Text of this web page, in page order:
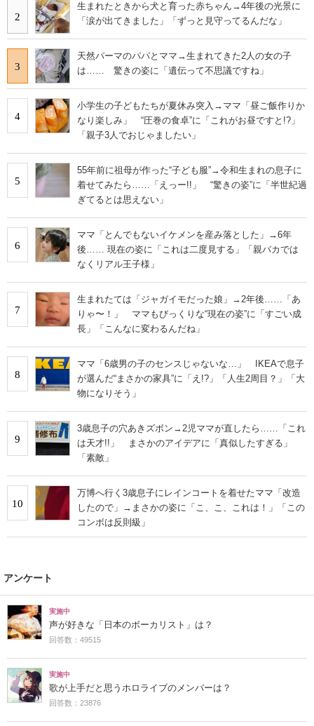
2
生まれたときから犬と育った赤ちゃん→4年後の光景に
「涙が出てきました」「ずっと見守ってるんだな」
3
天然パーマのパパとママ→生まれてきた2人の女の子
は…… 驚きの姿に「遺伝って不思議ですね」
4
小学生の子どもたちが夏休み突入→ママ「昼ご飯作りか
なり楽しみ」 “圧巻の食卓”に「これがお昼ですと!?」
「親子3人でおじゃましたい」
5
55年前に祖母が作った“子ども服”→令和生まれの息子に
着せてみたら……「えっー!!」 “驚きの姿”に「半世紀過
ぎてるとは思えない」
6
ママ「とんでもないイケメンを産み落とした」→6年
後…… 現在の姿に「これは二度見する」「親バカでは
なくリアル王子様」
7
生まれたては「ジャガイモだった娘」→2年後……「あ
りゃ〜！」 ママもびっくりな“現在の姿”に「すごい成
長」「こんなに変わるんだね」
8
ママ「6歳男の子のセンスじゃないな…」 IKEAで息子
が選んだ“まさかの家具”に「え!?」「人生2周目？」「大
物になりそう」
9
3歳息子の穴あきズボン→2児ママが直したら……「これ
は天才!!」 まさかのアイデアに「真似したすぎる」
「素敵」
10
万博へ行く3歳息子にレインコートを着せたママ「改造
したので」→まさかの姿に「こ、こ、これは！」「この
コンボは反則級」
アンケート
実施中
声が好きな「日本のボーカリスト」は？
回答数：49515
実施中
歌が上手だと思うホロライブのメンバーは？
回答数：23876